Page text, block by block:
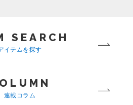
SEARCH
イテムを探す
連載コラム